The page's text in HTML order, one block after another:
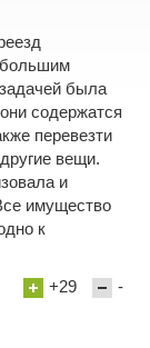
большим
была
содержатся
перевезти
вещи.
и
имущество
к
+29 -